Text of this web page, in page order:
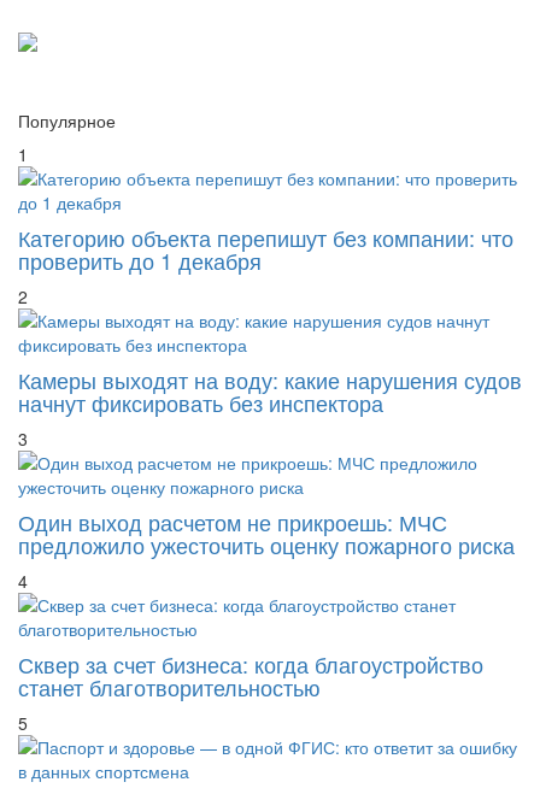
Популярное
1
Категорию объекта перепишут без компании: что
проверить до 1 декабря
2
Камеры выходят на воду: какие нарушения судов
начнут фиксировать без инспектора
3
Один выход расчетом не прикроешь: МЧС
предложило ужесточить оценку пожарного риска
4
Сквер за счет бизнеса: когда благоустройство
станет благотворительностью
5